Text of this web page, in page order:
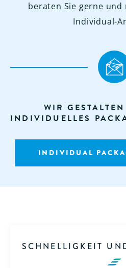
beraten Sie gerne und
Individual-
WIR
INDIVIDUELLES
INDIVIDUAL
SCHNELLIGKEIT